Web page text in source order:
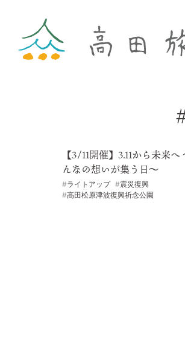
【3/11開催】3.11から未来へ
んなの想いが集う日～
ライトアップ
震災復興
高田松原津波復興祈念公園